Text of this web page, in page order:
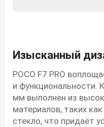
Изысканный
POCO F7 PRO
и функциональности.
мм выполнен из
материалов, таких
стекло, что придаёт